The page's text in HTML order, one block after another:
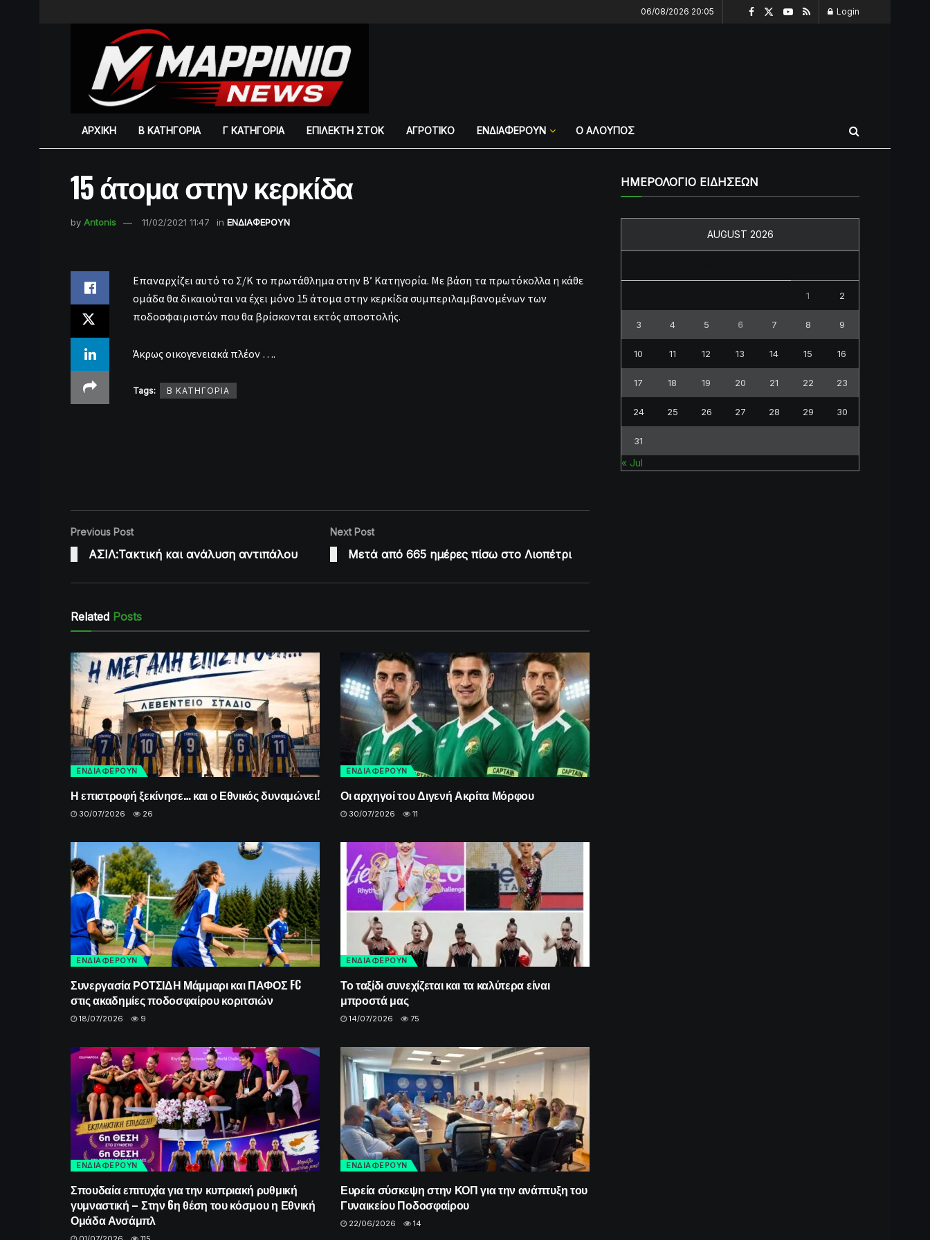
06/08/2026 20:05 Login
ΑΡΧΙΚΗ Β ΚΑΤΗΓΟΡΙΑ Γ ΚΑΤΗΓΟΡΙΑ ΕΠΙΛΕΚΤΗ ΣΤΟΚ ΑΓΡΟΤΙΚΟ ΕΝΔΙΑΦΕΡΟΥΝ Ο ΑΛΟΥΠΟΣ
15 άτομα στην κερκίδα
by Antonis 11/02/2021 11:47 in ΕΝΔΙΑΦΕΡΟΥΝ
Επαναρχίζει αυτό το Σ/Κ το πρωτάθλημα στην Β’ Κατηγορία. Με βάση τα πρωτόκολλα η κάθε
ομάδα θα δικαιούται να έχει μόνο 15 άτομα στην κερκίδα συμπεριλαμβανομένων των
ποδοσφαιριστών που θα βρίσκονται εκτός αποστολής.
Άκρως οικογενειακά πλέον ….
Tags: Β ΚΑΤΗΓΟΡΙΑ
Previous Post
ΑΣΙΛ:Τακτική και ανάλυση αντιπάλου
Next Post
Μετά από 665 ημέρες πίσω στο Λιοπέτρι
Related Posts
ΕΝΔΙΑΦΕΡΟΥΝ
Η επιστροφή ξεκίνησε… και ο Εθνικός δυναμώνει!
30/07/2026 26
ΕΝΔΙΑΦΕΡΟΥΝ
Οι αρχηγοί του Διγενή Ακρίτα Μόρφου
30/07/2026 11
ΕΝΔΙΑΦΕΡΟΥΝ
Συνεργασία ΡΟΤΣΙΔΗ Μάμμαρι και ΠΑΦΟΣ FC
στις ακαδημίες ποδοσφαίρου κοριτσιών
18/07/2026 9
ΕΝΔΙΑΦΕΡΟΥΝ
Το ταξίδι συνεχίζεται και τα καλύτερα είναι
μπροστά μας
14/07/2026 75
ΕΝΔΙΑΦΕΡΟΥΝ
Σπουδαία επιτυχία για την κυπριακή ρυθμική
γυμναστική – Στην 6η θέση του κόσμου η Εθνική
Ομάδα Ανσάμπλ
ΕΝΔΙΑΦΕΡΟΥΝ
Ευρεία σύσκεψη στην ΚΟΠ για την ανάπτυξη του
Γυναικείου Ποδοσφαίρου
22/06/2026 14
ΗΜΕΡΟΛΟΓΙΟ ΕΙΔΗΣΕΩΝ
AUGUST 2026
1 2
3 4 5 6 7 8 9
10 11 12 13 14 15 16
17 18 19 20 21 22 23
24 25 26 27 28 29 30
31
« Jul